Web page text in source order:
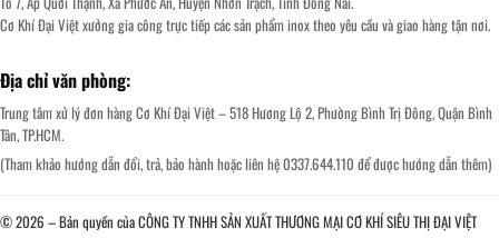
Cơ Khí Đại Việt xưởng gia công trực tiếp các sản phẩm inox theo yêu cầu và giao hàng tận nơi.
Địa chỉ văn phòng:
Trung tâm xử lý đơn hàng Cơ Khí Đại Việt – 518 Hương Lộ 2, Phường Bình Trị Đông, Quận Bình
Tân, TP.HCM.
(Tham khảo hướng dẫn đổi, trả, bảo hành hoặc liên hệ 0337.644.110 để được hướng dẫn thêm)
© 2026 – Bản quyền của CÔNG TY TNHH SẢN XUẤT THƯƠNG MẠI CƠ KHÍ SIÊU THỊ ĐẠI VIỆT